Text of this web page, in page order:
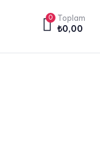
0 Toplam
₺0,00